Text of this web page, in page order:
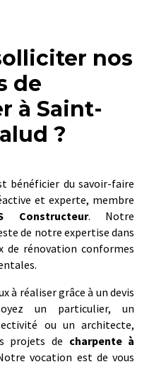
nos
de
à Saint-
?
bénéficier du savoir-faire
et experte, membre
Constructeur. Notre
de notre expertise dans
de rénovation conformes
à réaliser grâce à un devis
un particulier, un
ou un architecte,
projets de charpente à
vocation est de vous